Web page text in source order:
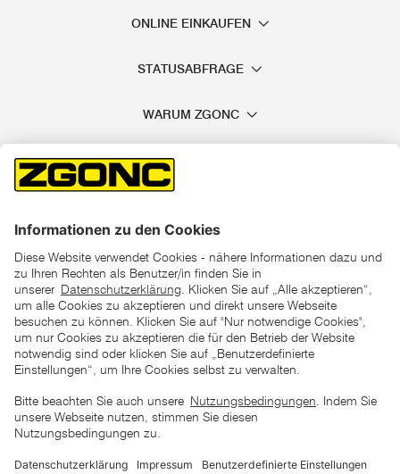
ONLINE EINKAUFEN
STATUSABFRAGE
WARUM ZGONC
*der "statt"-Preis ist der niedrigste von uns in den letzten 30
Tagen vor Beginn dieser Aktion verlangte Preis
unter den UVP Preisen auf dieser Website sind die
zu verstehen